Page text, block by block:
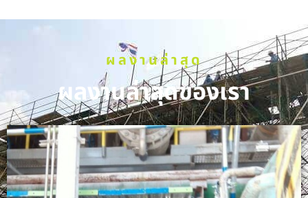
ผลงานล่าสุด
ผลงานล่าสุดของเรา